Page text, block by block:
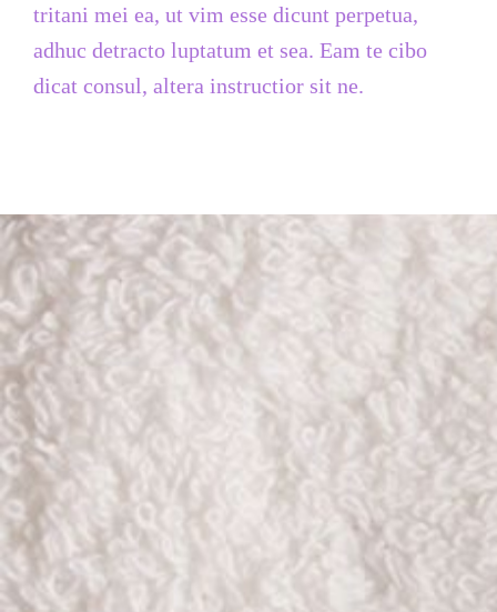
tritani mei ea, ut vim esse dicunt perpetua,
adhuc detracto luptatum et sea. Eam te cibo
dicat consul, altera instructior sit ne.